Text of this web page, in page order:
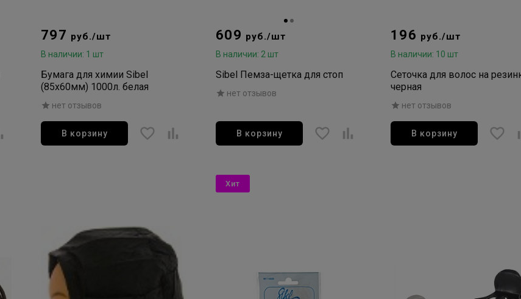
797 руб./шт
В наличии: 1 шт
Бумага для химии Sibel
(85х60мм) 1000л. белая
нет отзывов
В корзину
609 руб./шт
В наличии: 2 шт
Sibel Пемза-щетка для стоп
нет отзывов
В корзину
196 руб./шт
В наличии: 10 шт
Сеточка для волос на
черная
нет отзывов
В корзину
Хит